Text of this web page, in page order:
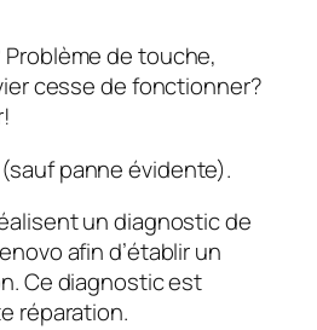
de touche,
cesse de fonctionner?
(sauf panne évidente).
un diagnostic de
afin d’établir un
Ce diagnostic est
réparation.